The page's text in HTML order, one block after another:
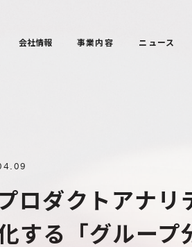
会社情報 事業内容 ニュース
ロダクトアナ
する「グループ